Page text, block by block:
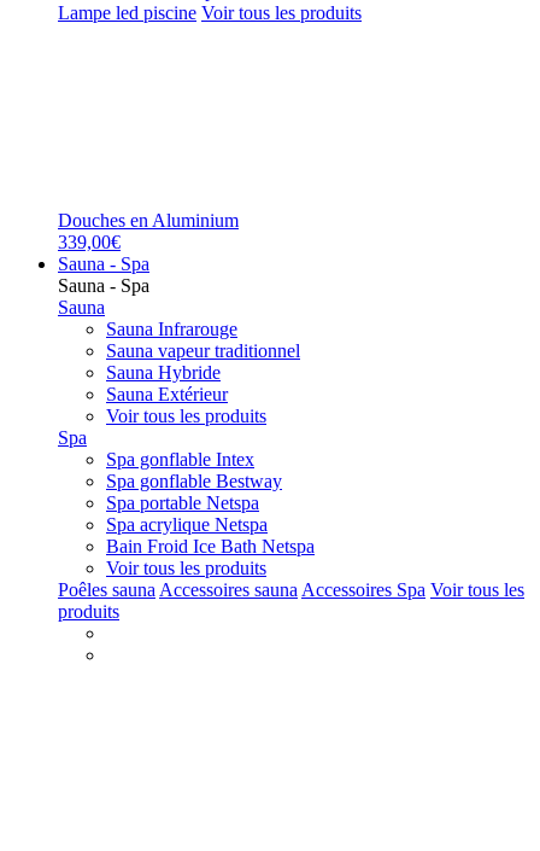
Lampe led piscine Voir tous les produits
Douches en Aluminium
339,00€
Sauna - Spa
Sauna - Spa
Sauna
Sauna Infrarouge
Sauna vapeur traditionnel
Sauna Hybride
Sauna Extérieur
Voir tous les produits
Spa
Spa gonflable Intex
Spa gonflable Bestway
Spa portable Netspa
Spa acrylique Netspa
Bain Froid Ice Bath Netspa
Voir tous les produits
Poêles sauna Accessoires sauna Accessoires Spa Voir tous les
produits